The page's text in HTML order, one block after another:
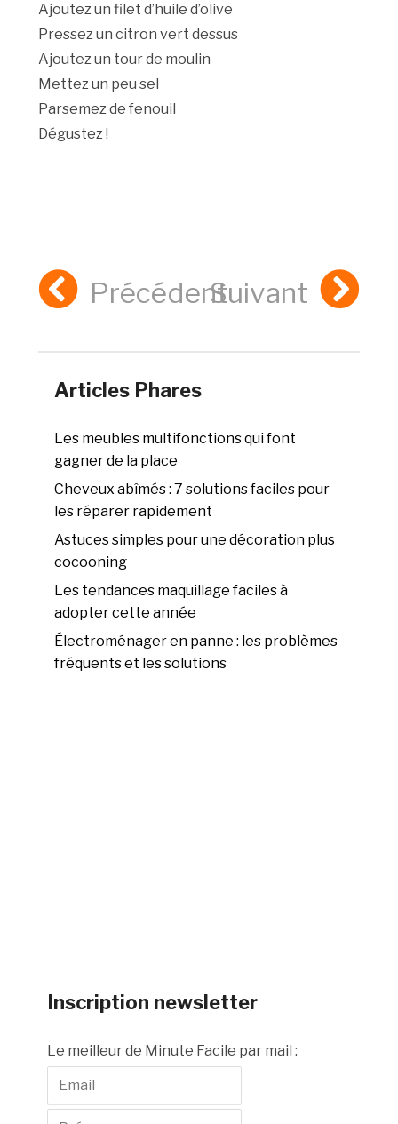
Ajoutez un filet d’huile d’olive
Pressez un citron vert dessus
Ajoutez un tour de moulin
Mettez un peu sel
Parsemez de fenouil
Dégustez !
PrécédentSuivant
Articles Phares
Les meubles multifonctions qui font
gagner de la place
Cheveux abîmés : 7 solutions faciles pour
les réparer rapidement
Astuces simples pour une décoration plus
cocooning
Les tendances maquillage faciles à
adopter cette année
Électroménager en panne : les problèmes
fréquents et les solutions
Inscription newsletter
Le meilleur de Minute Facile par mail :